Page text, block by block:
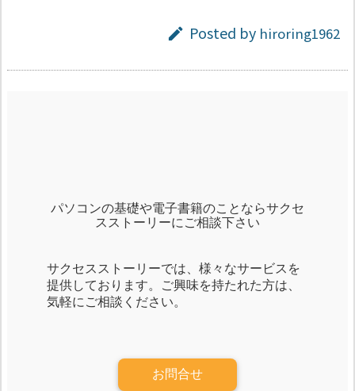
 Posted by hiroring1962
パソコンの基礎や電子書籍のことならサクセ
スストーリーにご相談下さい
サクセスストーリーでは、様々なサービスを
提供しております。ご興味を持たれた方は、
気軽にご相談ください。
お問合せ